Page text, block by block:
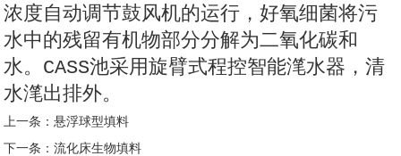
浓度自动调节鼓风机的运行，好氧细菌将污
水中的残留有机物部分分解为二氧化碳和
水。CASS池采用旋臂式程控智能滗水器，清
水滗出排外。
上一条：悬浮球型填料
下一条：流化床生物填料